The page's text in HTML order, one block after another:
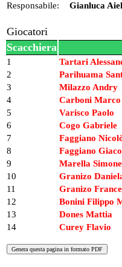
Responsabile:
Gianluca
Giocatori
Scacchiera
1
Tartari
2
Parihuama
3
Milazzo Andry
4
Carboni Marco
5
Varisco Paolo
6
Cogo Gabriele
7
Faggiano
8
Faggiano
9
Marella Simone
10
Granizo
11
Granizo
12
Bonini Filippo
13
Dones Mattia
14
Curey Flavio